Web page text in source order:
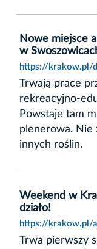
Nowe miejsce
w
https://krakow.pl/
Trwają prace
rekreacyjno-
Powstaje tam
plenerowa. Nie
innych roślin.
Weekend w
działo!
https://krakow.pl/
Trwa pierwszy